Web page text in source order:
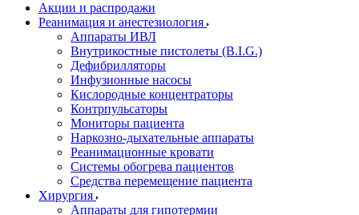
Акции и распродажи
Реанимация и анестезиология
Аппараты ИВЛ
Внутрикостные пистолеты (B.I.G.)
Дефибрилляторы
Инфузионные насосы
Кислородные концентраторы
Контрпульсаторы
Мониторы пациента
Наркозно-дыхательные аппараты
Реанимационные кровати
Системы обогрева пациентов
Средства перемещение пациента
Хирургия
Аппараты для гипотермии